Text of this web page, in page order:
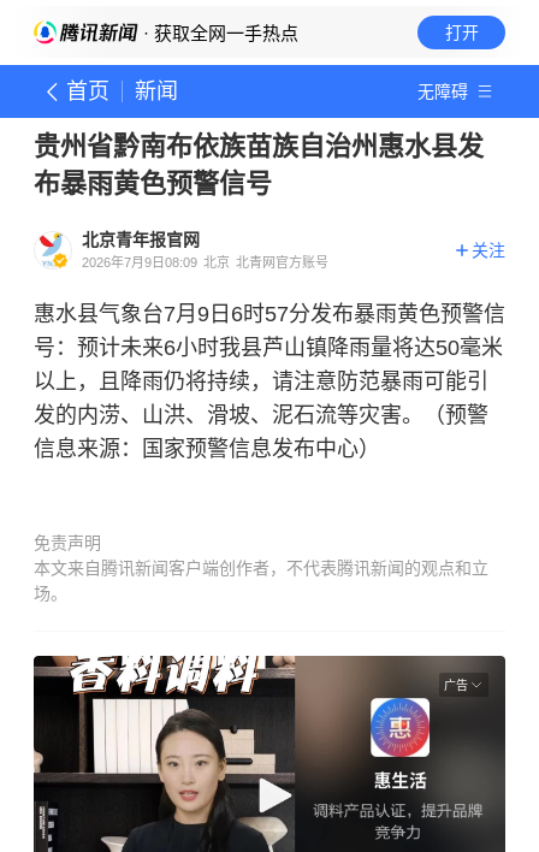
· 获取全网一手热点 打开
首页 新闻 无障碍
贵州省黔南布依族苗族自治州惠水县发
布暴雨黄色预警信号
北京青年报官网
2026年7月9日08:09 北京 北青网官方账号
关注
惠水县气象台7月9日6时57分发布暴雨黄色预警信
号：预计未来6小时我县芦山镇降雨量将达50毫米
以上，且降雨仍将持续，请注意防范暴雨可能引
发的内涝、山洪、滑坡、泥石流等灾害。（预警
信息来源：国家预警信息发布中心）
免责声明
本文来自腾讯新闻客户端创作者，不代表腾讯新闻的观点和立
场。
广告